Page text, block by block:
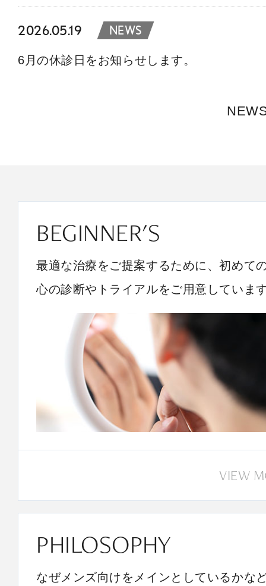
2026.05.19 NEWS
6月の休診日をお知らせします。
BEGINNER'S
最適な治療をご提案するために、初めて
心の診断やトライアルをご用意していま
VIEW
PHILOSOPHY
なぜメンズ向けをメインとしているかな